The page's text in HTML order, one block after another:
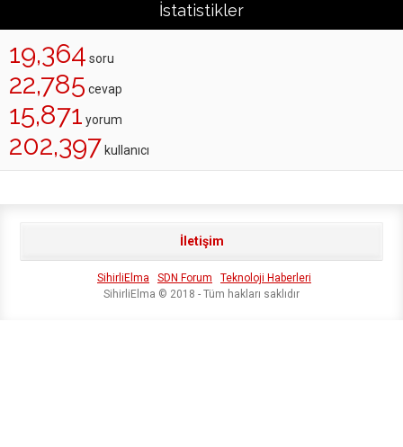
İstatistikler
19,364 soru
22,785 cevap
15,871 yorum
202,397 kullanıcı
İletişim
SihirliElma SDN Forum
Teknoloji Haberleri
SihirliElma © 2018 - Tüm hakları saklıdır